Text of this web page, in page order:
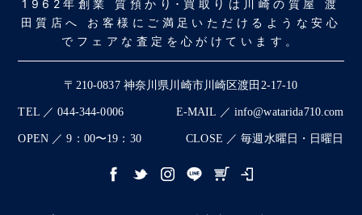
1962年創業 質預かり･買取りは川崎の質屋 渡
田質店へ お客様にご満足いただけるような安心
でフェアな査定を心がけています。
〒210-0837 神奈川県川崎市川崎区渡田2-17-10
TEL ／ 044-344-0006 E-MAIL ／ info@watarida710.com
OPEN ／ 9：00〜19：30 CLOSE ／ 毎週水曜日・日曜日